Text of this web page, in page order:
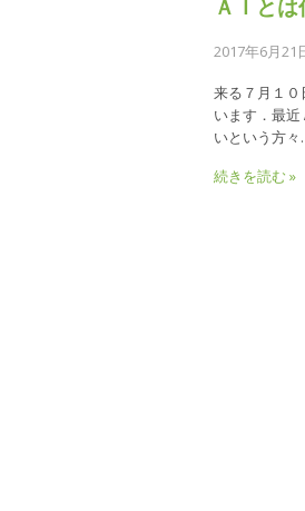
ＡＩと
2017年6月21
来る７月１
います．最
いという方
続きを読む »